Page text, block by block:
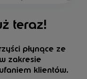
teraz!
płynące ze
zakresie
klientów.